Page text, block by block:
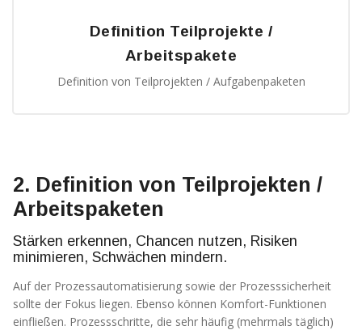
Definition Teilprojekte /
Arbeitspakete
Definition von Teilprojekten / Aufgabenpaketen
2. Definition von Teilprojekten /
Arbeitspaketen
Stärken erkennen, Chancen nutzen, Risiken
minimieren, Schwächen mindern.
Auf der Prozessautomatisierung sowie der Prozesssicherheit
sollte der Fokus liegen. Ebenso können Komfort-Funktionen
einfließen. Prozessschritte, die sehr häufig (mehrmals täglich)